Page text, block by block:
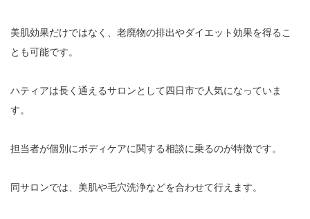
美肌効果だけではなく、老廃物の排出やダイエット効果を得るこ
とも可能です。
ハティアは長く通えるサロンとして四日市で人気になっていま
す。
担当者が個別にボディケアに関する相談に乗るのが特徴です。
同サロンでは、美肌や毛穴洗浄などを合わせて行えます。